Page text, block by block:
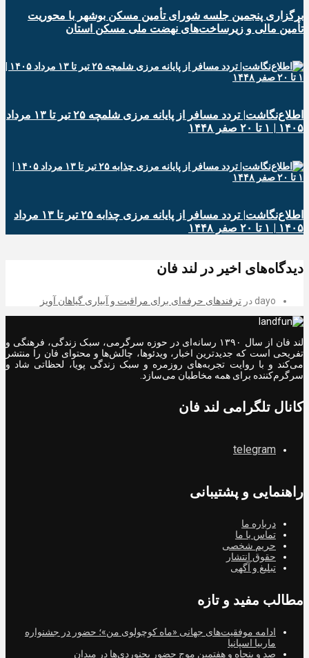
برگزاری پنجمین جلسه شورای تأمین مسکن بوشهر با محوریت
تأمین مالی و زیرساخت‌های نهضت ملی مسکن استان
اطلاع‌نگاشت| تردد مسافر از پایانه‌ مرزی شلمچه ۲۵ تیر تا ۱۳ مرداد
۱۴۰۵ | ۱ تا ۲۰ صفر ۱۴۴۸
اطلاع‌نگاشت| تردد مسافر از پایانه‌ مرزی چذابه ۲۵ تیر تا ۱۳ مرداد
۱۴۰۵ | ۱ تا ۲۰ صفر ۱۴۴۸
دیدگاه‌های اخیر در لند فان
dayo در ترفندهای حرفه‌ای برای مراقبت و آبیاری گیاهان آویز
لند فان از سال ۱۳۹۰ رسانه‌ای در حوزه سرگرمی، سبک زندگی، فرهنگی و
تفریحی است که جدیدترین اخبار، ویدئوها، چالش‌ها و محتوای فان را منتشر
می‌کند و با روایت تجربه‌های روزمره و سبک زندگی پویا، لحظاتی شاد و
سرگرم‌کننده برای همه مخاطبان می‌سازد.
کانال تلگرامی لند فان
telegram
راهنمایی و پشتیبانی
درباره ما
تماس با ما
حریم شخصی
حقوق انتشار
تبلیغ و آگهی
مطالب مفید و تازه
ادامه موفقیت‌های جهانی «ماه کوچولوی من»؛ حضور در جشنواره
ماربیا اسپانیا
صد و پنجاه و هفتمین موج حضور بجنوردی‌ها در میدان